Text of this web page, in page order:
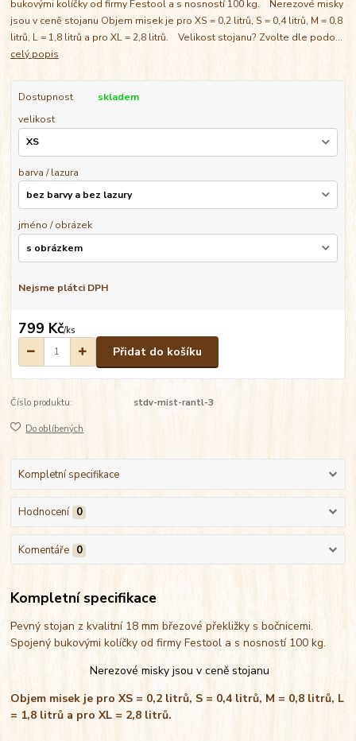
bukovými kolíčky od firmy Festool a s nosností 100 kg. Nerezové misky
jsou v ceně stojanu Objem misek je pro XS = 0,2 litrů, S = 0,4 litrů, M = 0,8
litrů, L = 1,8 litrů a pro XL = 2,8 litrů. Velikost stojanu? Zvolte dle podo...
celý popis
Dostupnost
skladem
velikost
barva / lazura
jméno / obrázek
Nejsme plátci DPH
799 Kč/ks
Přidat do košíku
Číslo produktu: stdv-mist-rantl-3
Do oblíbených
Kompletní specifikace
Hodnocení 0
Komentáře 0
Kompletní specifikace
Pevný stojan z kvalitní 18 mm březové překližky s bočnicemi.
Spojený bukovými kolíčky od firmy Festool a s nosností 100 kg.
Nerezové misky jsou v ceně stojanu
Objem misek je pro XS = 0,2 litrů, S = 0,4 litrů, M = 0,8 litrů, L
= 1,8 litrů a pro XL = 2,8 litrů.